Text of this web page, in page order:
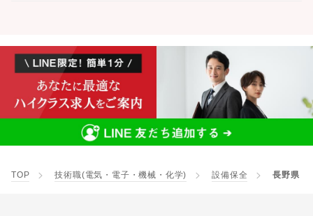
TOP 技術職(電気・電子・機械・化学) 設備保全 長野県